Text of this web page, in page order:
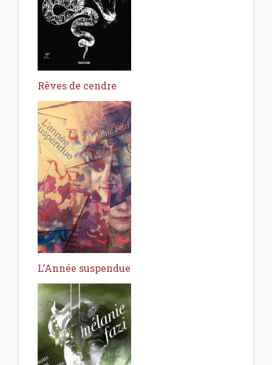
Rêves de cendre
L’Année suspendue